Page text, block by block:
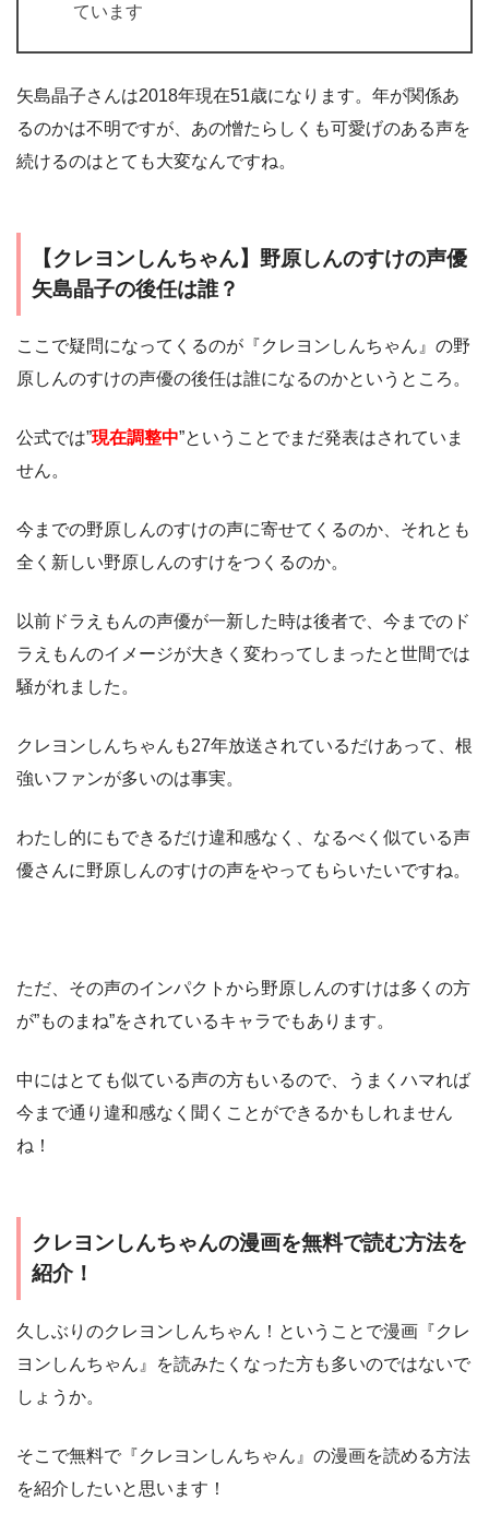
ています
矢島晶子さんは2018年現在51歳になります。年が関係あ
るのかは不明ですが、あの憎たらしくも可愛げのある声を
続けるのはとても大変なんですね。
【クレヨンしんちゃん】野原しんのすけの声優
矢島晶子の後任は誰？
ここで疑問になってくるのが『クレヨンしんちゃん』の野
原しんのすけの声優の後任は誰になるのかというところ。
公式では”現在調整中”ということでまだ発表はされていま
せん。
今までの野原しんのすけの声に寄せてくるのか、それとも
全く新しい野原しんのすけをつくるのか。
以前ドラえもんの声優が一新した時は後者で、今までのド
ラえもんのイメージが大きく変わってしまったと世間では
騒がれました。
クレヨンしんちゃんも27年放送されているだけあって、根
強いファンが多いのは事実。
わたし的にもできるだけ違和感なく、なるべく似ている声
優さんに野原しんのすけの声をやってもらいたいですね。
ただ、その声のインパクトから野原しんのすけは多くの方
が”ものまね”をされているキャラでもあります。
中にはとても似ている声の方もいるので、うまくハマれば
今まで通り違和感なく聞くことができるかもしれません
ね！
クレヨンしんちゃんの漫画を無料で読む方法を
紹介！
久しぶりのクレヨンしんちゃん！ということで漫画『クレ
ヨンしんちゃん』を読みたくなった方も多いのではないで
しょうか。
そこで無料で『クレヨンしんちゃん』の漫画を読める方法
を紹介したいと思います！